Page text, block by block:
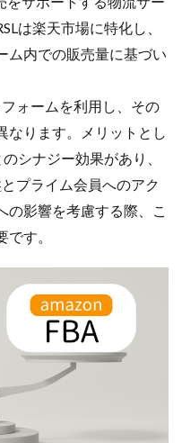
は楽天市場に特化し、
ム内での販売量に基づい
ォームを利用し、その
なります。メリットとし
シナジー効果があり、
プライム会員へのアク
の影響を考慮する際、こ
す。